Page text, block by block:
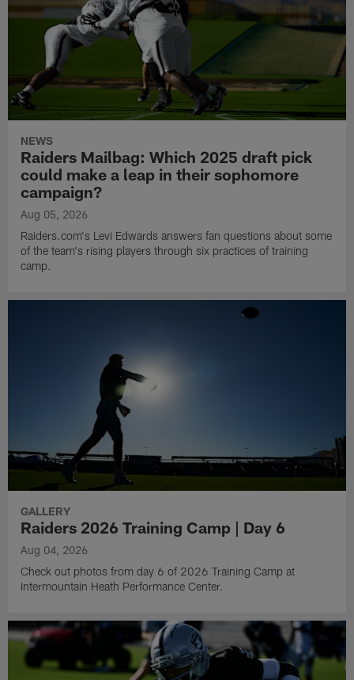
NEWS
Raiders Mailbag: Which 2025 draft pick
could make a leap in their sophomore
campaign?
Aug 05, 2026
Raiders.com's Levi Edwards answers fan questions about some
of the team's rising players through six practices of training
camp.
GALLERY
Raiders 2026 Training Camp | Day 6
Aug 04, 2026
Check out photos from day 6 of 2026 Training Camp at
Intermountain Heath Performance Center.